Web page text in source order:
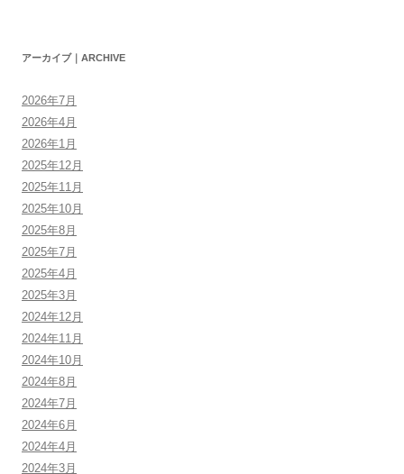
アーカイブ｜ARCHIVE
2026年7月
2026年4月
2026年1月
2025年12月
2025年11月
2025年10月
2025年8月
2025年7月
2025年4月
2025年3月
2024年12月
2024年11月
2024年10月
2024年8月
2024年7月
2024年6月
2024年4月
2024年3月